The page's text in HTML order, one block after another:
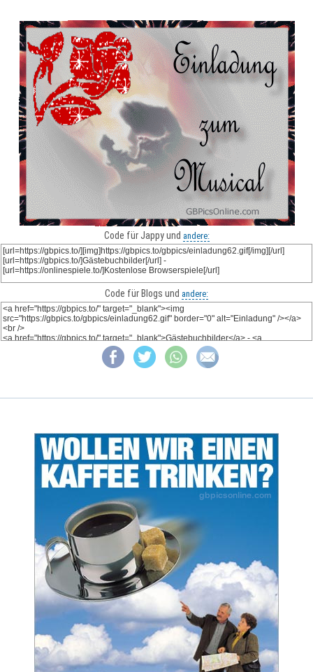
Code für Jappy und andere:
Code für Blogs und andere: